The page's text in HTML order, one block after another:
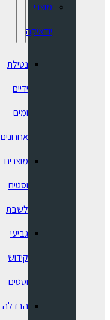
מוצרי
יודאיקה
נטילת
ידיים
ומים
אחרונים
מוצרים
וסטים
לשבת
גביעי
קידוש
וסטים
הבדלה